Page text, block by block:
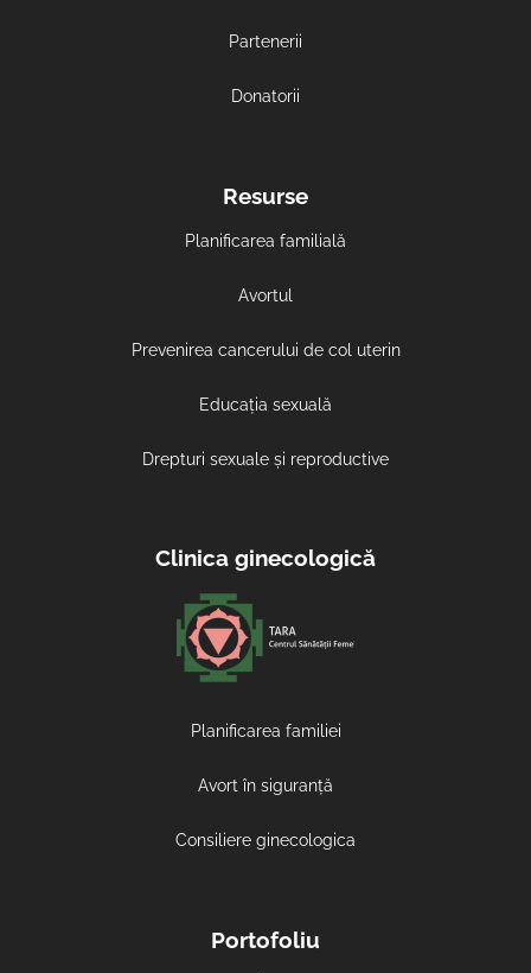
Partenerii
Donatorii
Resurse
Planificarea familială
Avortul
Prevenirea cancerului de col uterin
Educația sexuală
Drepturi sexuale și reproductive
Clinica ginecologică
Planificarea familiei
Avort în siguranță
Consiliere ginecologica
Portofoliu